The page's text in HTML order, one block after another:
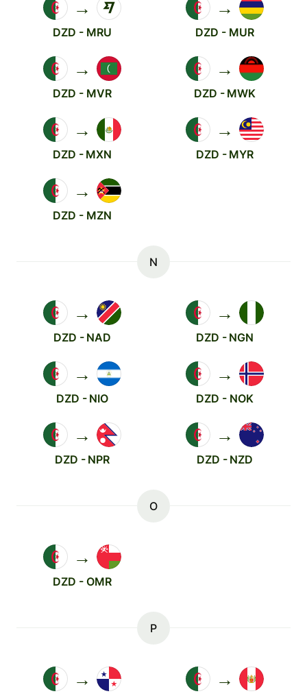
→
DZD - MRU
→
DZD - MUR
→
DZD - MVR
→
DZD - MWK
→
DZD - MXN
→
DZD - MYR
→
DZD - MZN
N
→
DZD - NAD
→
DZD - NGN
→
DZD - NIO
→
DZD - NOK
→
DZD - NPR
→
DZD - NZD
O
→
DZD - OMR
P
→ →